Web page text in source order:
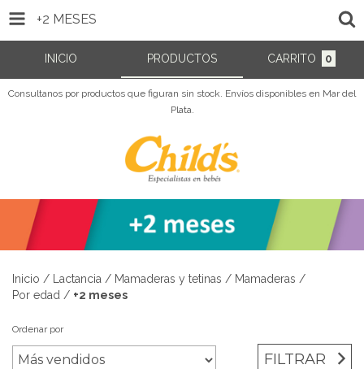
+2 MESES
INICIO PRODUCTOS CARRITO 0
Consultanos por productos que figuran sin stock. Envíos disponibles en Mar del
Plata.
Inicio / Lactancia / Mamaderas y tetinas / Mamaderas /
Por edad / +2 meses
Ordenar por
FILTRAR